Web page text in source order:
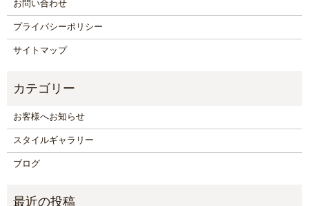
お問い合わせ
プライバシーポリシー
サイトマップ
お客様へお知らせ
スタイルギャラリー
ブログ